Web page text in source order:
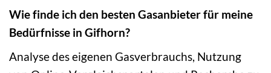
Wie finde ich den besten Gasanbieter für meine
Bedürfnisse in Gifhorn?
Analyse des eigenen Gasverbrauchs, Nutzung